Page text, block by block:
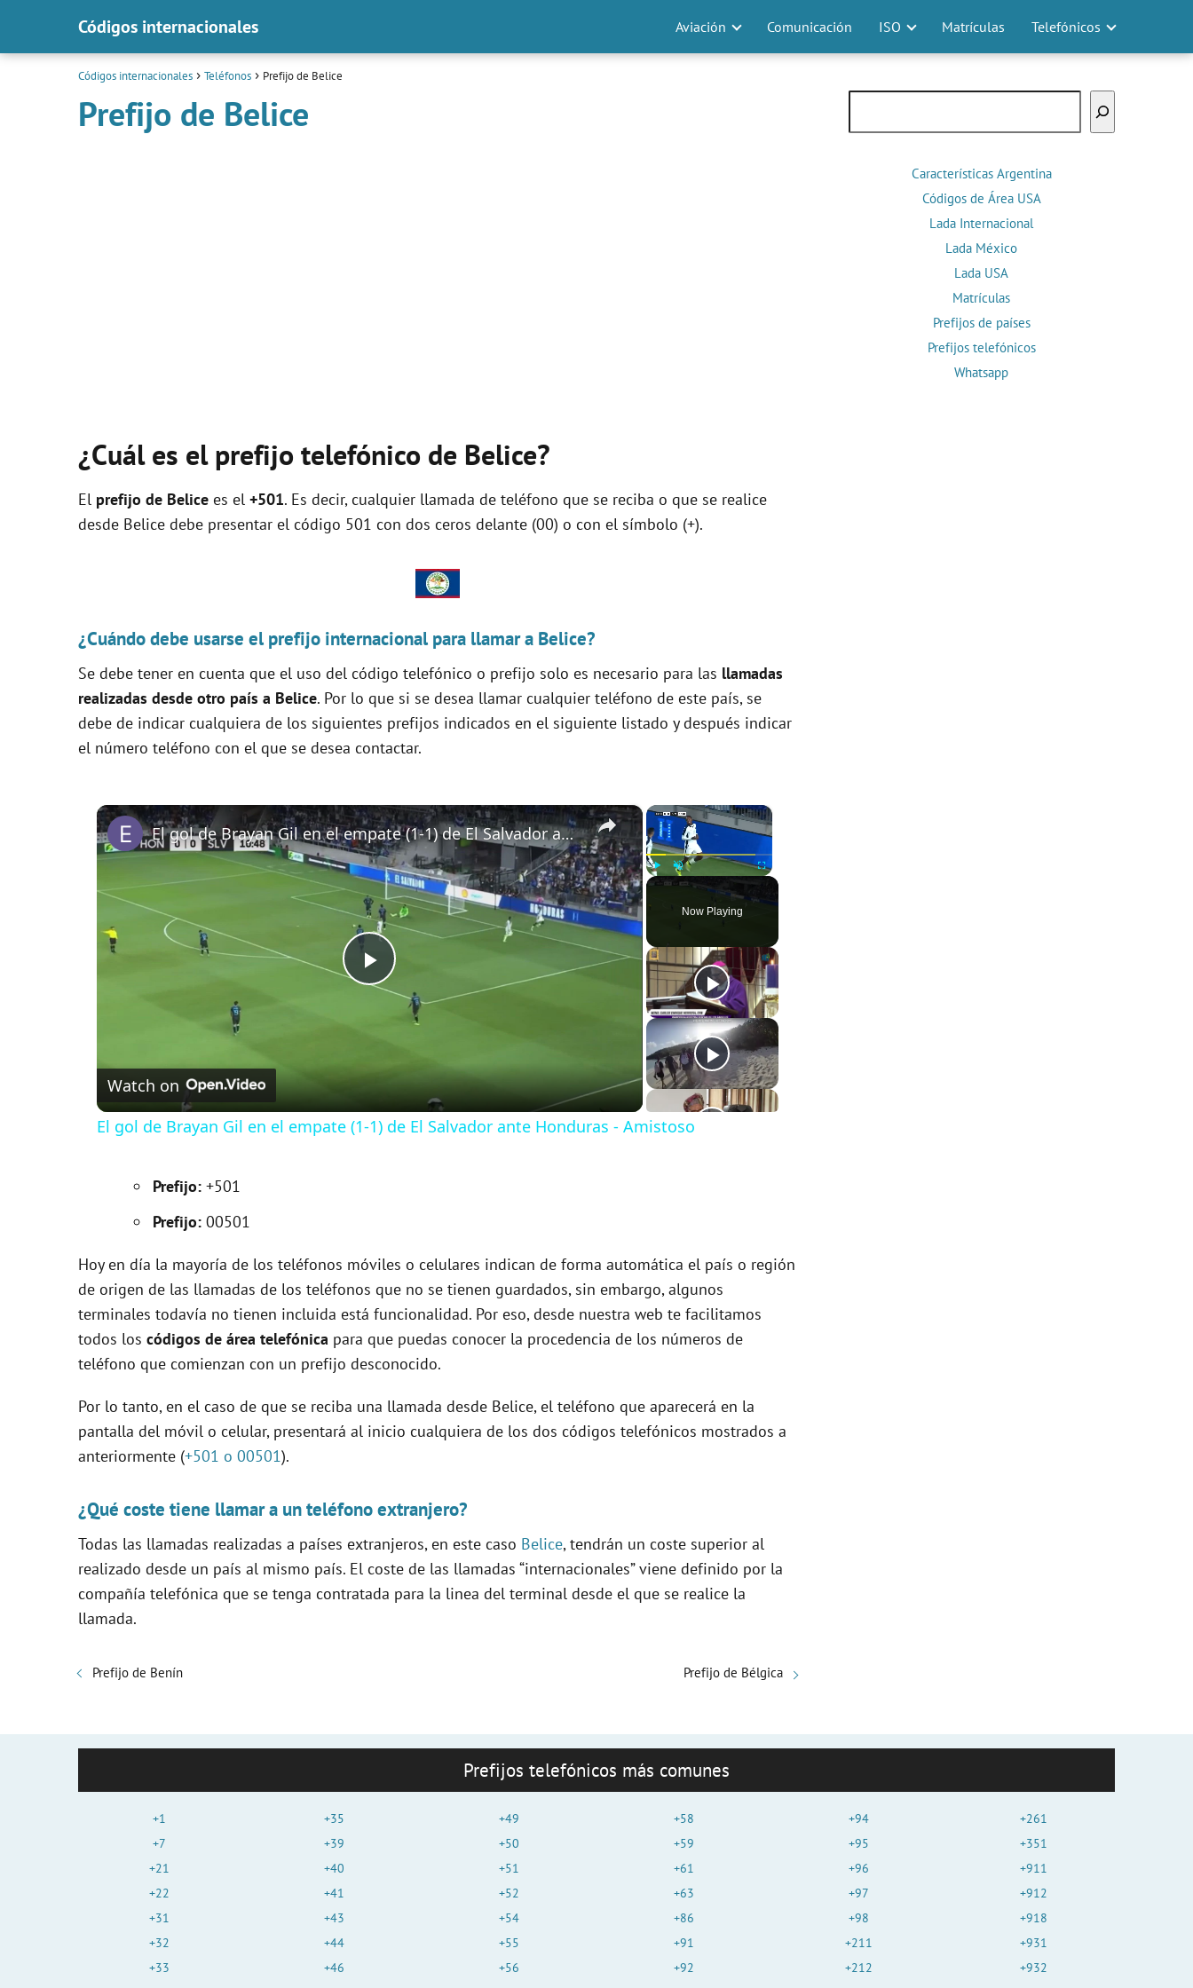
Códigos internacionales Aviación Comunicación ISO Matrículas Telefónicos
Códigos internacionales Teléfonos Prefijo de Belice
Prefijo de Belice
¿Cuál es el prefijo telefónico de Belice?
El prefijo de Belice es el +501. Es decir, cualquier llamada de teléfono que se reciba o que se realice
desde Belice debe presentar el código 501 con dos ceros delante (00) o con el símbolo (+).
¿Cuándo debe usarse el prefijo internacional para llamar a Belice?
Se debe tener en cuenta que el uso del código telefónico o prefijo solo es necesario para las llamadas
realizadas desde otro país a Belice. Por lo que si se desea llamar cualquier teléfono de este país, se
debe de indicar cualquiera de los siguientes prefijos indicados en el siguiente listado y después indicar
el número teléfono con el que se desea contactar.
×
Play Unmute Fullscreen
Now Playing
×
P
a
y
d
e
o
El gol de Brayan Gil en el empate (1-1) de El Salvador ante Honduras - Amistoso
Watch on
El gol de Brayan Gil en el empate (1-1) de El Salvador ante Honduras - Amistoso
Prefijo: +501
Prefijo: 00501
Hoy en día la mayoría de los teléfonos móviles o celulares indican de forma automática el país o región
de origen de las llamadas de los teléfonos que no se tienen guardados, sin embargo, algunos
terminales todavía no tienen incluida está funcionalidad. Por eso, desde nuestra web te facilitamos
todos los códigos de área telefónica para que puedas conocer la procedencia de los números de
teléfono que comienzan con un prefijo desconocido.
Por lo tanto, en el caso de que se reciba una llamada desde Belice, el teléfono que aparecerá en la
pantalla del móvil o celular, presentará al inicio cualquiera de los dos códigos telefónicos mostrados a
anteriormente (+501 o 00501).
¿Qué coste tiene llamar a un teléfono extranjero?
Todas las llamadas realizadas a países extranjeros, en este caso Belice, tendrán un coste superior al
realizado desde un país al mismo país. El coste de las llamadas “internacionales” viene definido por la
compañía telefónica que se tenga contratada para la linea del terminal desde el que se realice la
llamada.
Prefijo de Benín Prefijo de Bélgica
Características Argentina
Códigos de Área USA
Lada Internacional
Lada México
Lada USA
Matrículas
Prefijos de países
Prefijos telefónicos
Whatsapp
Prefijos telefónicos más comunes
+1
+7
+21
+22
+31
+32
+33
+35
+39
+40
+41
+43
+44
+46
+49
+50
+51
+52
+54
+55
+56
+58
+59
+61
+63
+86
+91
+92
+94
+95
+96
+97
+98
+211
+212
+261
+351
+911
+912
+918
+931
+932